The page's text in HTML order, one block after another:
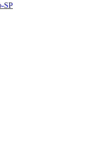
SP